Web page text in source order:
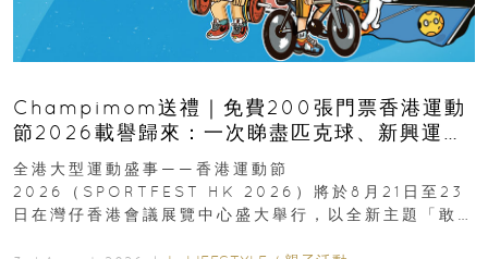
Champimom送禮｜免費200張門票香港運動
節2026載譽歸來：一次睇盡匹克球、新興運
動、街舞比賽＋逾百運動品牌展覽
全港大型運動盛事——香港運動節
2026（SPORTFEST HK 2026）將於8月21日至23
日在灣仔香港會議展覽中心盛大舉行，以全新主題「敢